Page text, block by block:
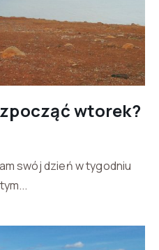
wtorek?
swój dzień w tygodniu